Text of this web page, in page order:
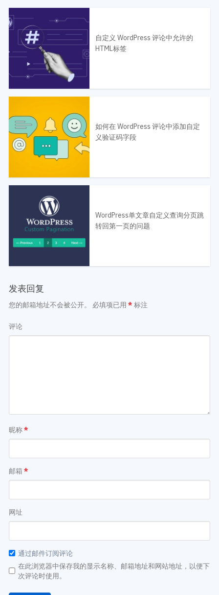
自定义 WordPress 评论中允许的
HTML标签
如何在 WordPress 评论中添加自定
义验证码字段
WordPress单文章自定义查询分页跳
转回第一页的问题
发表回复
您的邮箱地址不会被公开。 必填项已用 * 标注
评论
昵称*
邮箱 *
网址
通过邮件订阅评论
在此浏览器中保存我的显示名称、邮箱地址和网站地址，以便下
次评论时使用。